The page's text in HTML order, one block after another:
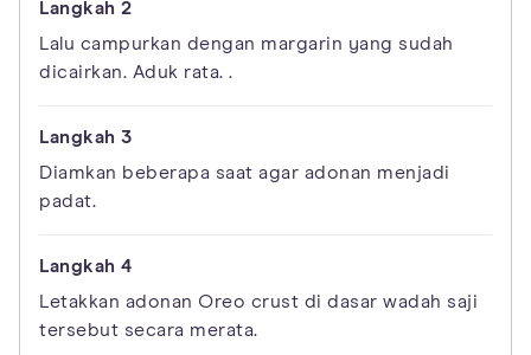
Lalu campurkan dengan margarin yang sudah
dicairkan. Aduk rata. .
Diamkan beberapa saat agar adonan menjadi
padat.
Letakkan adonan Oreo crust di dasar wadah saji
tersebut secara merata.